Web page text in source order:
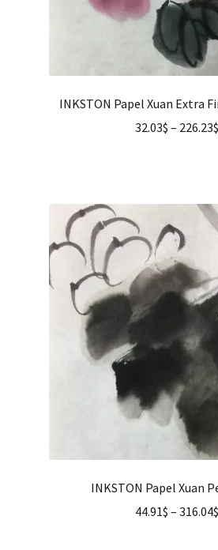
INKSTON Papel Xuan Extra
32.03$ – 226.23$
INKSTON Papel Xuan
44.91$ – 316.04$